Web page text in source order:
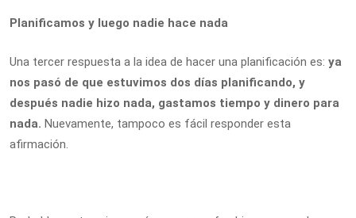
Planificamos y luego nadie hace nada
Una tercer respuesta a la idea de hacer una planificación es: ya
nos pasó de que estuvimos dos días planificando, y
después nadie hizo nada, gastamos tiempo y dinero para
nada. Nuevamente, tampoco es fácil responder esta
afirmación.